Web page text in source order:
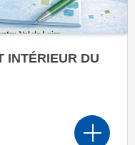
INTÉRIEUR DU